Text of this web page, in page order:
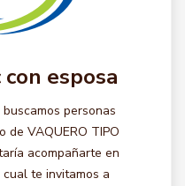
esposa
personas
de VAQUERO TIPO
acompañarte en
te invitamos a